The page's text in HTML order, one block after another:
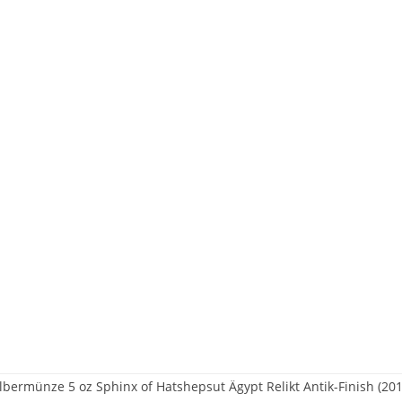
5 oz Sphinx of Hatshepsut Ägypt Relikt Antik-Finish